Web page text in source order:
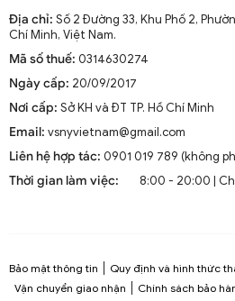
Địa chỉ: Số 2 Đường 33, Khu Phố 2,
Chí Minh, Việt Nam.
Mã số thuế: 0314630274
Ngày cấp: 20/09/2017
Nơi cấp: Sở KH và ĐT TP. Hồ Chí Minh
Email: vsnyvietnam@gmail.com
Liên hệ hợp tác: 0901 019 789 (không
Thời gian làm việc:
8:00 - 20:00 |
Bảo mật thông tin
Quy định và hình thức
Vận chuyển giao nhận
Chính sách bảo